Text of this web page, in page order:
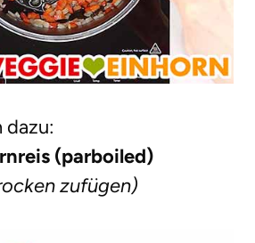
(parboiled)
zufügen)